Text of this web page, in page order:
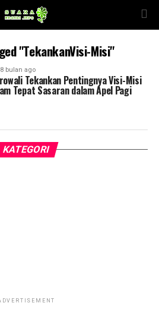
"TekankanVisi-Misi"
8 bulan ago
Tekankan Pentingnya Visi-Misi
Tepat Sasaran dalam Apel Pagi
KATEGORI